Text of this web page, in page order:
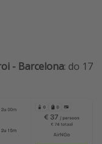
- Barcelona: do 17